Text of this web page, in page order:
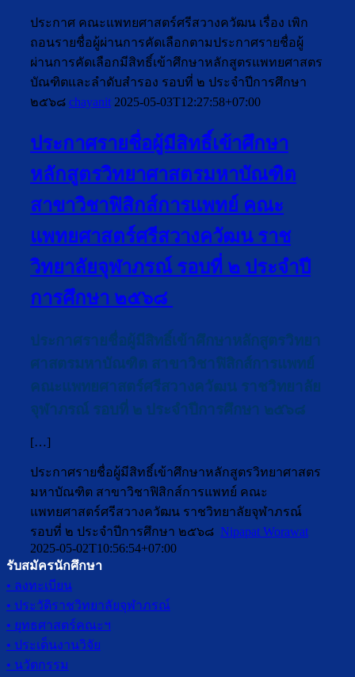
ประกาศ คณะแพทยศาสตร์ศรีสวางควัฒน เรื่อง เพิก
ถอนรายชื่อผู้ผ่านการคัดเลือกตามประกาศรายชื่อผู้
ผ่านการคัดเลือกมีสิทธิ์เข้าศึกษาหลักสูตรแพทยศาสตร
บัณฑิตและลำดับสำรอง รอบที่ ๒ ประจำปีการศึกษา
๒๕๖๘ chayanit 2025-05-03T12:27:58+07:00
ประกาศรายชื่อผู้มีสิทธิ์เข้าศึกษา
หลักสูตรวิทยาศาสตรมหาบัณฑิต
สาขาวิชาฟิสิกส์การแพทย์ คณะ
แพทยศาสตร์ศรีสวางควัฒน ราช
วิทยาลัยจุฬาภรณ์ รอบที่ ๒ ประจำปี
การศึกษา ๒๕๖๘
ประกาศรายชื่อผู้มีสิทธิ์เข้าศึกษาหลักสูตรวิทยา
ศาสตรมหาบัณฑิต สาขาวิชาฟิสิกส์การแพทย์
คณะแพทยศาสตร์ศรีสวางควัฒน ราชวิทยาลัย
จุฬาภรณ์ รอบที่ ๒ ประจำปีการศึกษา ๒๕๖๘
[…]
ประกาศรายชื่อผู้มีสิทธิ์เข้าศึกษาหลักสูตรวิทยาศาสตร
มหาบัณฑิต สาขาวิชาฟิสิกส์การแพทย์ คณะ
แพทยศาสตร์ศรีสวางควัฒน ราชวิทยาลัยจุฬาภรณ์
รอบที่ ๒ ประจำปีการศึกษา ๒๕๖๘ Nipapat Worawat
2025-05-02T10:56:54+07:00
รับสมัครนักศึกษา
• ลงทะเบียน
• ประวัติราชวิทยาลัยจุฬาภรณ์
• ยุทธศาสตร์คณะฯ
• ประเด็นงานวิจัย
• นวัตกรรม